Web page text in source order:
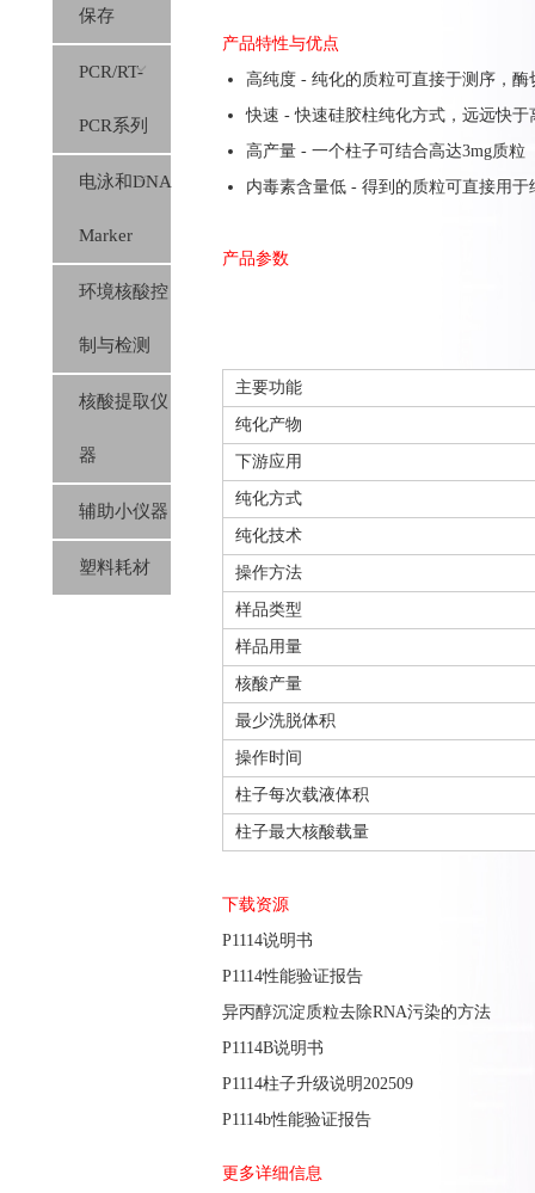
保存
PCR/RT-
PCR系列
电泳和DNA
Marker
环境核酸控
制与检测
核酸提取仪
器
辅助小仪器
塑料耗材
产品特性与优点
高纯度 - 纯化的质粒可直接于测序，酶
快速 - 快速硅胶柱纯化方式，远远快于
高产量 - 一个柱子可结合高达3mg质粒
内毒素含量低 - 得到的质粒可直接用
产品参数
主要功能
纯化产物
下游应用
纯化方式
纯化技术
操作方法
样品类型
样品用量
核酸产量
最少洗脱体积
操作时间
柱子每次载液体积
柱子最大核酸载量
下载资源
P1114说明书
P1114性能验证报告
异丙醇沉淀质粒去除RNA污染的方法
P1114B说明书
P1114柱子升级说明202509
P1114b性能验证报告
更多详细信息